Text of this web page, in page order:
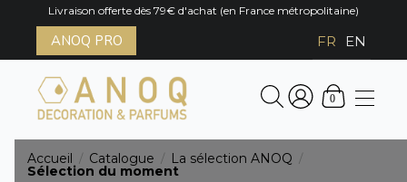
Livraison offerte dès 79€ d'achat (en France métropolitaine)
ANOQ PRO FR EN
0
Accueil / Catalogue / La sélection ANOQ /
Sélection du moment